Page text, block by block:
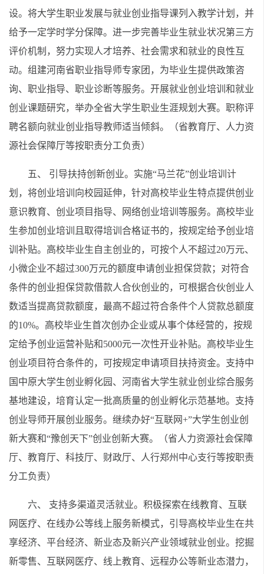
设。将大学生职业发展与就业创业指导课列入教学计划，并
给予一定学时学分保障。进一步完善毕业生就业状况第三方
评价机制，努力实现人才培养、社会需求和就业的良性互
动。组建河南省职业指导师专家团，为毕业生提供政策咨
询、职业指导、职业诊断等服务。开展就业创业培训和就业
创业课题研究，举办全省大学生职业生涯规划大赛。职称评
聘名额向就业创业指导教师适当倾斜。（省教育厅、人力资
源社会保障厅等按职责分工负责）
五、 引导扶持创新创业。实施“马兰花”创业培训计
划，将创业培训向校园延伸，针对高校毕业生特点提供创业
意识教育、创业项目指导、网络创业培训等服务。高校毕业
生参加创业培训且取得培训合格证书的，按规定给予创业培
训补贴。高校毕业生自主创业的，可按个人不超过20万元、
小微企业不超过300万元的额度申请创业担保贷款；对符合
条件的创业担保贷款借款人合伙创业的，可根据合伙创业人
数适当提高贷款额度，最高不超过符合条件个人贷款总额度
的10%。高校毕业生首次创办企业或从事个体经营的，按规
定给予创业运营补贴和5000元一次性开业补贴。高校毕业生
创业项目符合条件的，可按规定申请项目扶持资金。支持中
国中原大学生创业孵化园、河南省大学生就业创业综合服务
基地建设，培育认定一批高质量的创业孵化示范基地。支持
创业导师开展创业服务。继续办好“互联网+”大学生创业创
新大赛和“豫创天下”创业创新大赛。（省人力资源社会保障
厅、教育厅、科技厅、财政厅、人行郑州中心支行等按职责
分工负责）
六、 支持多渠道灵活就业。积极探索在线教育、互联
网医疗、在线办公等线上服务新模式，引导高校毕业生在共
享经济、平台经济、新业态及新兴产业领域就业创业。挖掘
新零售、互联网医疗、线上教育、远程办公等新业态潜力，